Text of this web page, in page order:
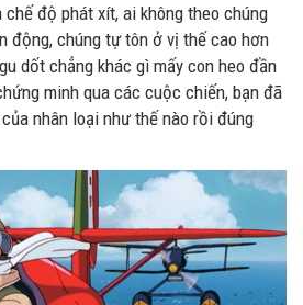
chế độ phát xít, ai không theo chúng
động, chúng tự tôn ở vị thế cao hơn
dốt chẳng khác gì mấy con heo đần
minh qua các cuộc chiến, bạn đã
nhân loại như thế nào rồi đúng